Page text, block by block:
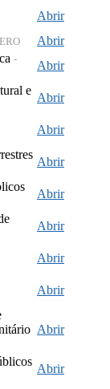
Abrir
Abrir
-
Abrir
e
Abrir
Abrir
Abrir
Abrir
Abrir
Abrir
Abrir
Abrir
Abrir